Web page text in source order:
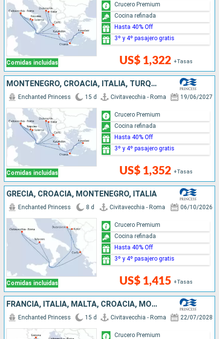
Comidas incluidas US$ 1,322 +Tasas
Crucero Premium
Cocina refinada
Hasta 40% Off
3º y 4º pasajero gratis
MONTENEGRO, CROACIA, ITALIA, TURQUÍA, GRECIA
Comidas incluidas
Enchanted Princess 15 d Civitavecchia - Roma 19/06/2027
US$ 1,352 +Tasas
Crucero Premium
Cocina refinada
Hasta 40% Off
3º y 4º pasajero gratis
GRECIA, CROACIA, MONTENEGRO, ITALIA
Comidas incluidas
Enchanted Princess 8 d Civitavecchia - Roma 06/10/2026
US$ 1,415 +Tasas
Crucero Premium
Cocina refinada
Hasta 40% Off
3º y 4º pasajero gratis
FRANCIA, ITALIA, MALTA, CROACIA, MONTENEGRO, GRECIA
Enchanted Princess 15 d Civitavecchia - Roma 22/07/2028
Crucero Premium